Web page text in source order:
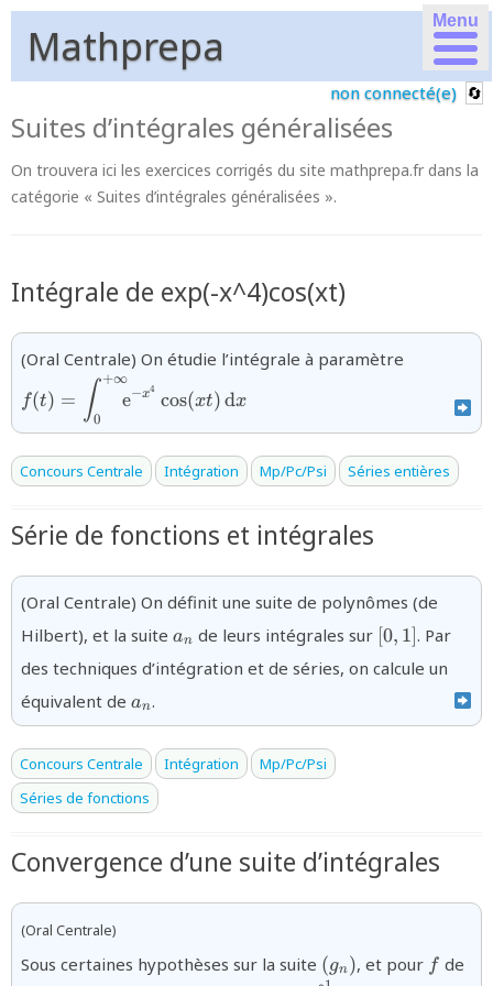
Menu
Mathprepa
non connecté(e)
Suites d’intégrales généralisées
On trouvera ici les exercices corrigés du site mathprepa.fr dans la
catégorie « Suites d’intégrales généralisées ».
Intégrale de exp(-x^4)cos(xt)
(Oral Centrale) On étudie l’intégrale à paramètre
f(t) = ∫0
+∞
e−x4 cos(xt)dx
Concours Centrale Intégration Mp/Pc/Psi Séries entières
Série de fonctions et intégrales
(Oral Centrale) On définit une suite de polynômes (de
Hilbert), et la suite {a_n}
an de leurs intégrales sur {[0,1]}
[0, 1]. Par
des techniques d’intégration et de séries, on calcule un
équivalent de {a_n}
an.
Concours Centrale Intégration
Mp/Pc/Psi
Séries de fonctions
Convergence d’une suite d’intégrales
(Oral Centrale)
Sous certaines hypothèses sur la suite {(g_n)}
(gn ), et pour {f}
f de